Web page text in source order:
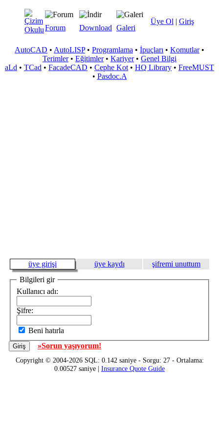
Üye Ol | Giriş
Forum Download Galeri
AutoCAD • AutoLISP• Programlama • İpuçları • Komutlar•
Terimler• Eğitimler• Kariyer• Genel Bilgi
aLd • TCad • FacadeCAD • Cephe Kot • HQ Library • FreeMUST
• Pasdoc.A
üye girişi üye kaydı
şifremi unuttum
Bilgileri gir
Kullanıcı adı:
Şifre:
Beni hatırla
»Sorun yaşıyorum!
Copyright © 2004-2026 SQL: 0.142 saniye - Sorgu: 27 - Ortalama:
0.00527 saniye | Insurance Quote Guide